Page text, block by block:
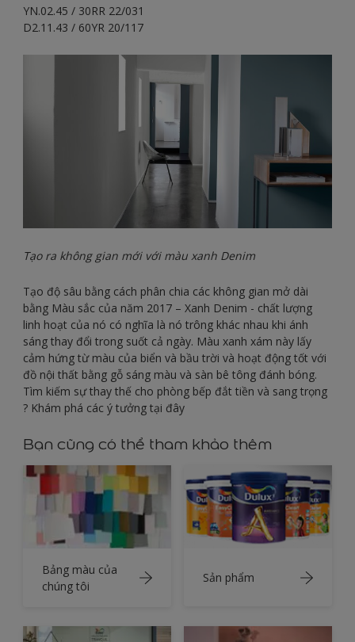
YN.02.45 / 30RR 22/031
D2.11.43 / 60YR 20/117
Tạo ra không gian mới với màu xanh Denim
Tạo độ sâu bằng cách phân chia các không gian mở dài
bằng Màu sắc của năm 2017 – Xanh Denim - chất lượng
linh hoạt của nó có nghĩa là nó trông khác nhau khi ánh
sáng thay đổi trong suốt cả ngày. Màu xanh xám này lấy
cảm hứng từ màu của biển và bầu trời và hoạt động tốt với
đồ nội thất bằng gỗ sáng màu và sàn bê tông đánh bóng.
Tìm kiếm sự thay thế cho phòng bếp đắt tiền và sang trọng
? Khám phá các ý tưởng tại đây
Bạn cũng có thể tham khảo thêm
Bảng màu của
chúng tôi
Sản phẩm